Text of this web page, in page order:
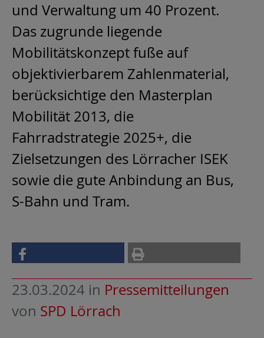
und Verwaltung um 40 Prozent.
Das zugrunde liegende
Mobilitätskonzept fuße auf
objektivierbarem Zahlenmaterial,
berücksichtige den Masterplan
Mobilität 2013, die
Fahrradstrategie 2025+, die
Zielsetzungen des Lörracher ISEK
sowie die gute Anbindung an Bus,
S-Bahn und Tram.
23.03.2024 in Pressemitteilungen
von SPD Lörrach